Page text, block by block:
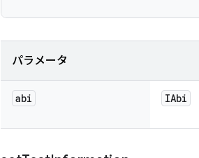
パラメータ
abi IAbi